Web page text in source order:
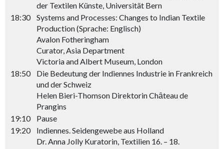
der Textilen Künste, Universität Bern
18:30
Systems and Processes: Changes to Indian Textile
Production (Sprache: Englisch)
Avalon Fotheringham
Curator, Asia Department
Victoria and Albert Museum, London
18:50
Die Bedeutung der Indiennes Industrie in Frankreich
und der Schweiz
Helen Bieri-Thomson Direktorin Chȃteau de
Prangins
19:10
Pause
19:20
Indiennes. Seidengewebe aus Holland
Dr. Anna Jolly Kuratorin, Textilien 16. – 18.